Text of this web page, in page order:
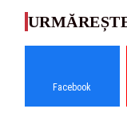
Facebook